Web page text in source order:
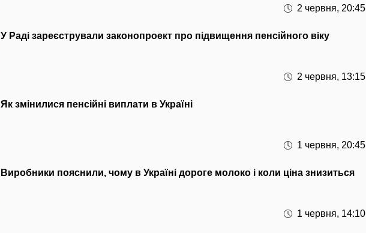
2 червня, 20:45
У Раді зареєстрували законопроект про підвищення пенсійного віку
2 червня, 13:15
Як змінилися пенсійні виплати в Україні
1 червня, 20:45
Виробники пояснили, чому в Україні дороге молоко і коли ціна знизиться
1 червня, 14:10